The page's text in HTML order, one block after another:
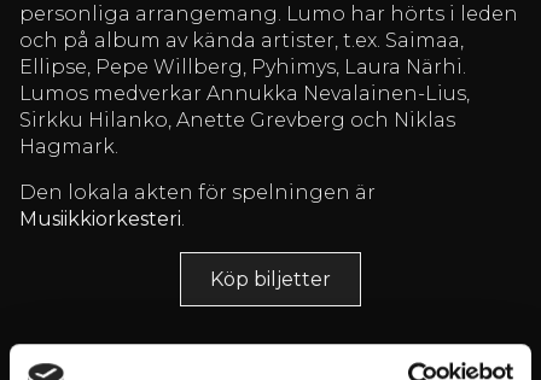
personliga arrangemang. Lumo har hörts i leden
och på album av kända artister, t.ex. Saimaa,
Ellipse, Pepe Willberg, Pyhimys, Laura Närhi.
Lumos medverkar Annukka Nevalainen-Lius,
Sirkku Hilanko, Anette Grevberg och Niklas
Hagmark.
Den lokala akten för spelningen är
Musiikkiorkesteri
Köp biljetter